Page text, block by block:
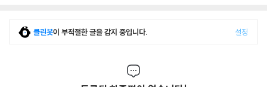
클린봇이 부적절한 글을 감지 중입니다. 설정